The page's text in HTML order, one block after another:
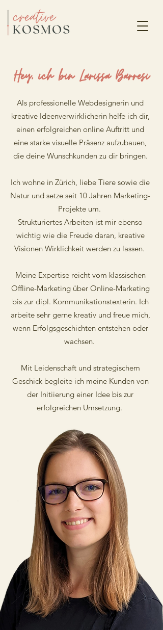
Hey, ich bin Larissa Barresi
Als professionelle Webdesignerin und
kreative Ideenverwirklicherin helfe ich dir,
einen erfolgreichen online Auftritt und
eine starke visuelle Präsenz aufzubauen,
die deine Wunschkunden zu dir bringen.
Ich wohne in Zürich, liebe Tiere sowie die
Natur und setze seit 10 Jahren Marketing-
Projekte um.
Strukturiertes Arbeiten ist mir ebenso
wichtig wie die Freude daran, kreative
Visionen Wirklichkeit werden zu lassen.
Meine Expertise reicht vom klassischen
Offline-Marketing über Online-Marketing
bis zur dipl. Kommunikationstexterin. Ich
arbeite sehr gerne kreativ und freue mich,
wenn Erfolgsgeschichten entstehen oder
wachsen.
Mit Leidenschaft und strategischem
Geschick begleite ich meine Kunden von
der Initiierung einer Idee bis zur
erfolgreichen Umsetzung.